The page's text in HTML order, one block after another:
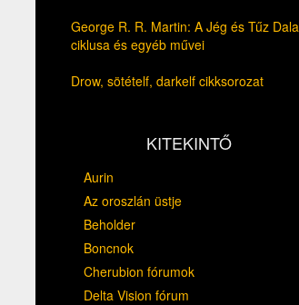
George R. R. Martin: A Jég és Tűz Dala
ciklusa és egyéb művei
Drow, sötételf, darkelf cikksorozat
KITEKINTŐ
Aurin
Az oroszlán üstje
Beholder
Boncnok
Cherubion fórumok
Delta Vision fórum